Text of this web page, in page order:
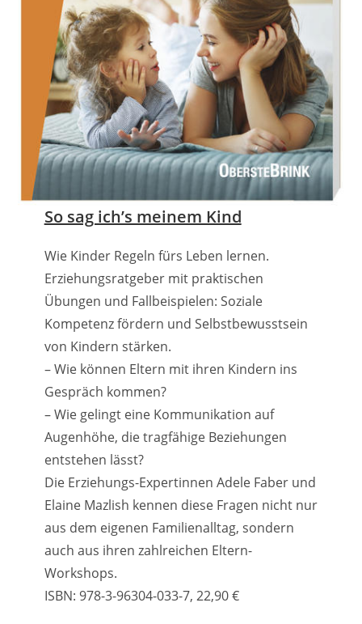
So sag ich’s meinem Kind
Wie Kinder Regeln fürs Leben lernen.
Erziehungsratgeber mit praktischen
Übungen und Fallbeispielen: Soziale
Kompetenz fördern und Selbstbewusstsein
von Kindern stärken.
– Wie können Eltern mit ihren Kindern ins
Gespräch kommen?
– Wie gelingt eine Kommunikation auf
Augenhöhe, die tragfähige Beziehungen
entstehen lässt?
Die Erziehungs-Expertinnen Adele Faber und
Elaine Mazlish kennen diese Fragen nicht nur
aus dem eigenen Familienalltag, sondern
auch aus ihren zahlreichen Eltern-
Workshops.
ISBN: 978-3-96304-033-7, 22,90 €